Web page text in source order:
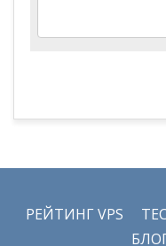
РЕЙТИНГ VPS